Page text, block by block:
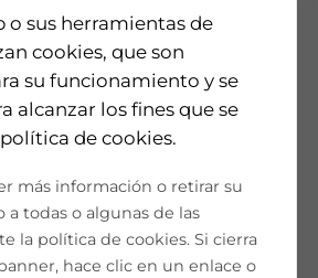
o sus herramientas de
cookies, que son
su funcionamiento y se
alcanzar los fines que se
de cookies.
más información o retirar su
todas o algunas de las
la política de cookies. Si cierra
hace clic en un enlace o